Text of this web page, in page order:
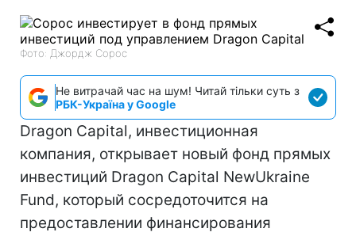
Фото: Джордж Сорос
Не витрачай час на шум! Читай тільки суть з
РБК-Україна у Google
Dragon Capital, инвестиционная
компания, открывает новый фонд прямых
инвестиций Dragon Capital NewUkraine
Fund, который сосредоточится на
предоставлении финансирования